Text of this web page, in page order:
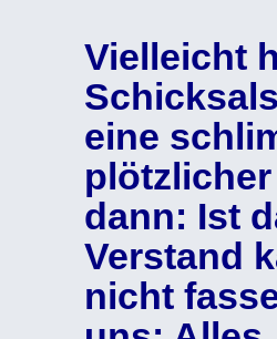
Vielleicht
eine
dann: Ist
Verstand
nicht